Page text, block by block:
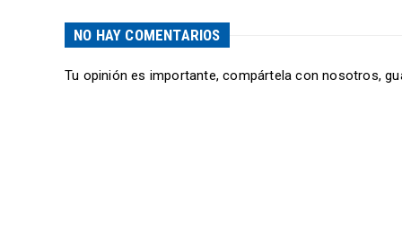
NO HAY COMENTARIOS
Tu opinión es importante, compártela con nosotros,